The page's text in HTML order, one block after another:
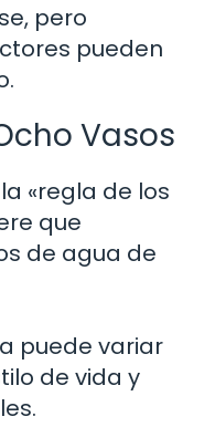
pero
pueden
Vasos
«regla de los
que
de agua de
puede variar
de vida y